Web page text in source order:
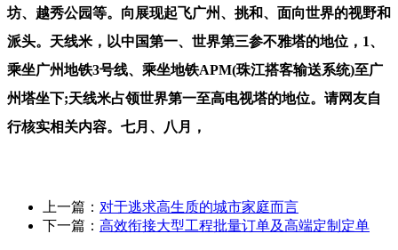
坊、越秀公园等。向展现起飞广州、挑和、面向世界的视野和
派头。天线米，以中国第一、世界第三参不雅塔的地位，1、
乘坐广州地铁3号线、乘坐地铁APM(珠江搭客输送系统)至广
州塔坐下;天线米占领世界第一至高电视塔的地位。请网友自
行核实相关内容。七月、八月，
上一篇： 对于逃求高生质的城市家庭而言
下一篇： 高效衔接大型工程批量订单及高端定制定单